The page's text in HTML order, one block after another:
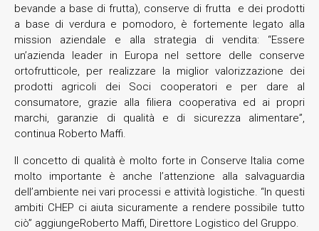
bevande a base di frutta), conserve di frutta e dei prodotti
a base di verdura e pomodoro, è fortemente legato alla
mission aziendale e alla strategia di vendita: “Essere
un’azienda leader in Europa nel settore delle conserve
ortofrutticole, per realizzare la miglior valorizzazione dei
prodotti agricoli dei Soci cooperatori e per dare al
consumatore, grazie alla filiera cooperativa ed ai propri
marchi, garanzie di qualità e di sicurezza alimentare”,
continua Roberto Maffi.
Il concetto di qualità è molto forte in Conserve Italia come
molto importante è anche l’attenzione alla salvaguardia
dell’ambiente nei vari processi e attività logistiche. “In questi
ambiti CHEP ci aiuta sicuramente a rendere possibile tutto
ciò” aggiungeRoberto Maffi, Direttore Logistico del Gruppo.